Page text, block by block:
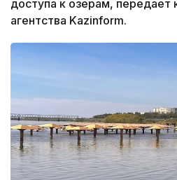
доступа к озерам, передает
агентства Kazinform.